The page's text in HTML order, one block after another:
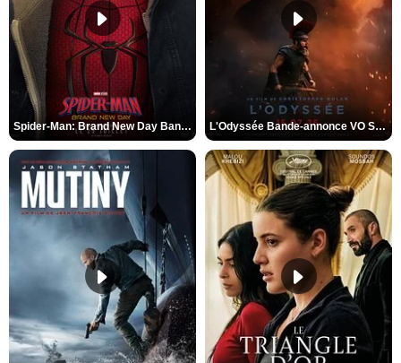
Spider-Man: Brand New Day Bande-annonce VO STFR L'Odyssée Bande-annonce VO STFR